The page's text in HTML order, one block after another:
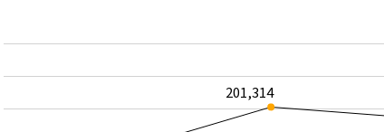
201,314